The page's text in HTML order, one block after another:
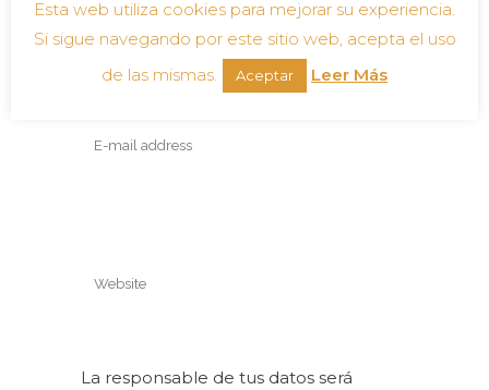
La responsable de tus datos será
Esta web utiliza cookies para mejorar su experiencia.
Si sigue navegando por este sitio web, acepta el uso
de las mismas.
Aceptar Leer Más